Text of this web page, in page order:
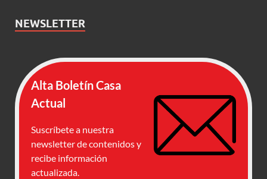
NEWSLETTER
Alta Boletín Casa
Actual
Suscríbete a nuestra
newsletter de contenidos y
recibe información
actualizada.